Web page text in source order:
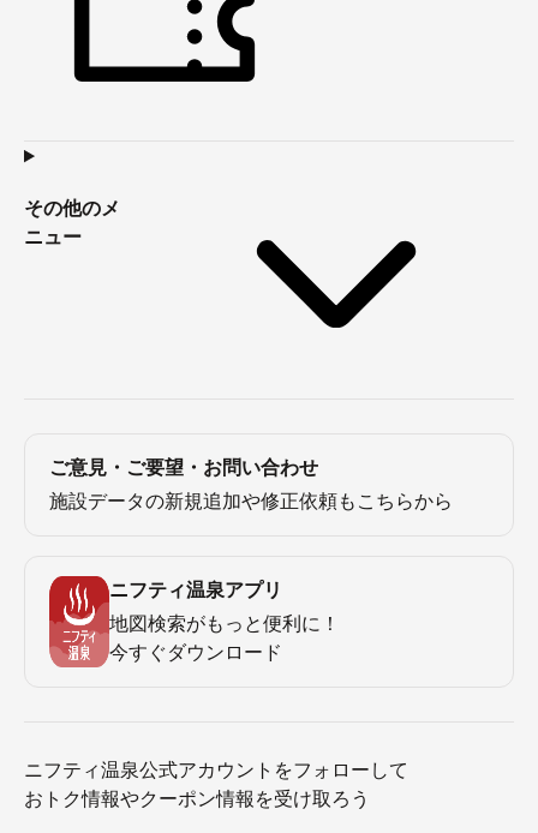
その他のメ
ニュー
ご意見・ご要望・お問い合わせ
施設データの新規追加や修正依頼もこちらから
ニフティ温泉アプリ
地図検索がもっと便利に！
今すぐダウンロード
ニフティ温泉公式アカウントをフォローして
おトク情報やクーポン情報を受け取ろう